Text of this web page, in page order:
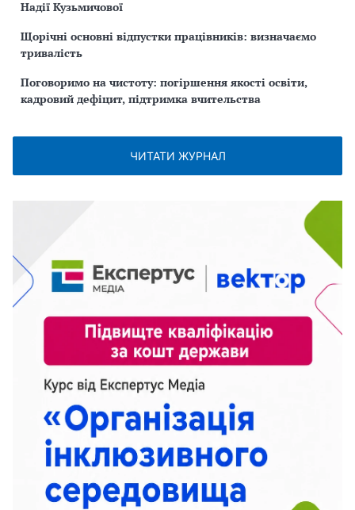
Надії Кузьмичової
Щорічні основні відпустки працівників: визначаємо
тривалість
Поговоримо на чистоту: погіршення якості освіти,
кадровий дефіцит, підтримка вчительства
ЧИТАТИ ЖУРНАЛ